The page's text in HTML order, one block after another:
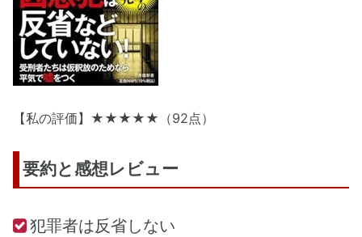
【私の評価】★★★★★（92点）
要約と感想レビュー
犯罪者は反省しない